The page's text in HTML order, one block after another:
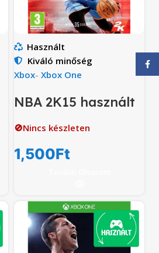
Használt
Kiváló minőség
Xbox- Xbox One
NBA 2K15 használt
🚫Nincs készleten
1,500Ft